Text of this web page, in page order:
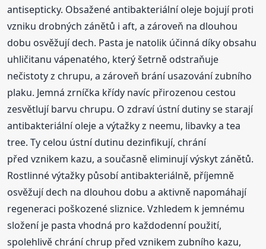
antisepticky. Obsažené antibakteriální oleje bojují proti
vzniku drobných zánětů i aft, a zároveň na dlouhou
dobu osvěžují dech. Pasta je natolik účinná díky obsahu
uhličitanu vápenatého, který šetrně odstraňuje
nečistoty z chrupu, a zároveň brání usazování zubního
plaku. Jemná zrníčka křídy navíc přirozenou cestou
zesvětlují barvu chrupu. O zdraví ústní dutiny se starají
antibakteriální oleje a výtažky z neemu, libavky a tea
tree. Ty celou ústní dutinu dezinfikují, chrání
před vznikem kazu, a současně eliminují výskyt zánětů.
Rostlinné výtažky působí antibakteriálně, příjemně
osvěžují dech na dlouhou dobu a aktivně napomáhají
regeneraci poškozené sliznice. Vzhledem k jemnému
složení je pasta vhodná pro každodenní použití,
spolehlivě chrání chrup před vznikem zubního kazu,